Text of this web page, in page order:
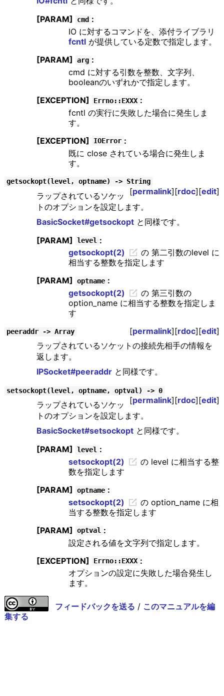
[PARAM]
cmd :
IO に対するコマンドを、添付ライブラリ
fcntlが提供している定数で指定します。
[PARAM]
arg :
cmd に対する引数を整数、文字列、
booleanのいずれかで指定します。
[EXCEPTION]
Errno::EXXX :
fcntl の実行に失敗した場合に発生しま
す。
[EXCEPTION]
IOError :
既に close されている場合に発生しま
す。
getsockopt(level, optname) -> String
[permalink][rdoc][edit]
ラップされているソケッ
トのオプションを設定します。
BasicSocket#getsockoptと同様です。
[PARAM]
level :
getsockopt(2)
の 第二引数のlevel に
相当する整数を指定します
[PARAM]
optname :
getsockopt(2)
の 第三引数の
option_name に相当する整数を指定しま
す
peeraddr -> Array [permalink][rdoc][edit]
ラップされているソケットの接続先相手の情報を
返します。
IPSocket#peeraddrと同様です。
setsockopt(level, optname, optval) -> 0
[permalink][rdoc][edit]
ラップされているソケッ
トのオプションを設定します。
BasicSocket#setsockoptと同様です。
[PARAM]
level :
setsockopt(2)
の level に相当する整
数を指定します
[PARAM]
optname :
setsockopt(2)
の option_name に相
当する整数を指定します
[PARAM]
optval :
設定される値を文字列で指定します。
[EXCEPTION]
Errno::EXXX :
オプションの設定に失敗した場合発生し
ます。
フィードバックを送る / このマニュアルを編
集する